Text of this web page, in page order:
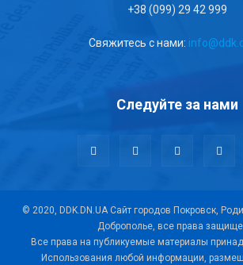
+38 (099) 29 42 999
Свяжитесь с нами:
Следуйте за нами
© 2020, DDK.DN.UA Сайт городов Покровск,
Доброполье, все права
Все права на публикуемые материалы
Использования любой информации,